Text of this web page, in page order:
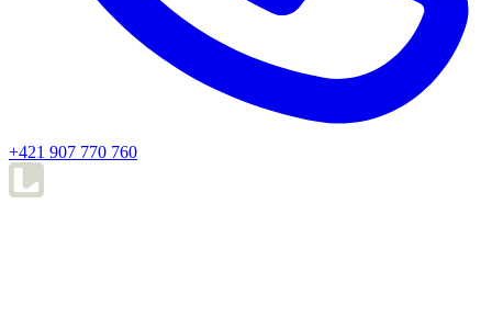
+421 907 770 760